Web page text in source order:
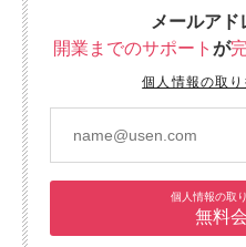
メールアド
開業までのサポート が
個人情報の取
個人情報の取
無料